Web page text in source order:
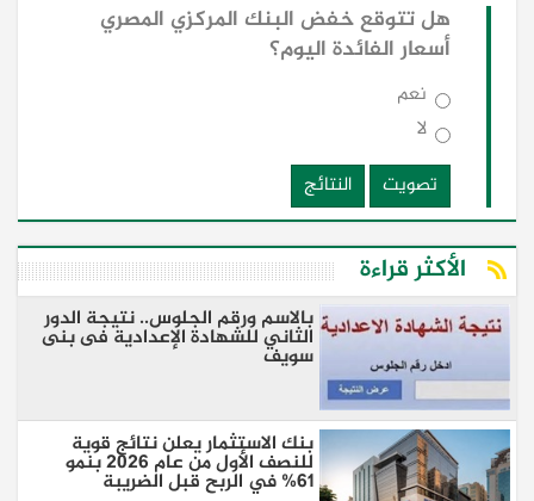
هل تتوقع خفض البنك المركزي المصري
أسعار الفائدة اليوم؟
نعم
لا
تصويت
النتائج
الأكثر قراءة
بالاسم ورقم الجلوس.. نتيجة الدور
الثاني للشهادة الإعدادية فى بنى
سويف
بنك الاستثمار يعلن نتائج قوية
للنصف الأول من عام 2026 بنمو
61% في الربح قبل الضريبة